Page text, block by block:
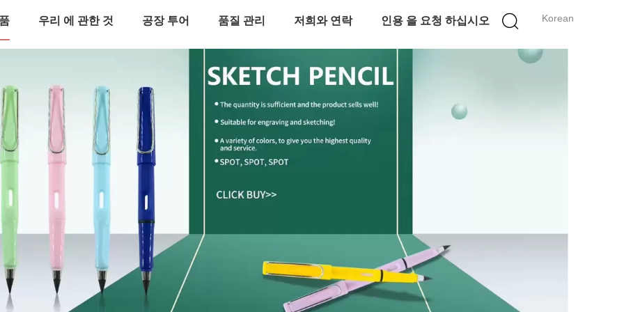
Korean
우리 에 관한 것 공장 투어 품질 관리 저희와 연락 인용 을 요청 하십시오